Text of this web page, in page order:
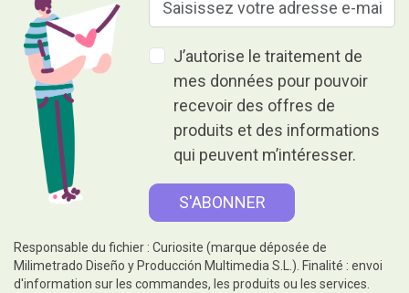
J’autorise le traitement de
mes données pour pouvoir
recevoir des offres de
produits et des informations
qui peuvent m’intéresser.
Responsable du fichier : Curiosite (marque déposée de
Milimetrado Diseño y Producción Multimedia S.L.). Finalité : envoi
d'information sur les commandes, les produits ou les services.